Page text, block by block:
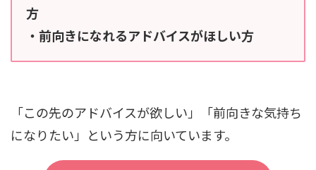
方
・前向きになれるアドバイスがほしい方
「この先のアドバイスが欲しい」「前向きな気持ち
になりたい」という方に向いています。